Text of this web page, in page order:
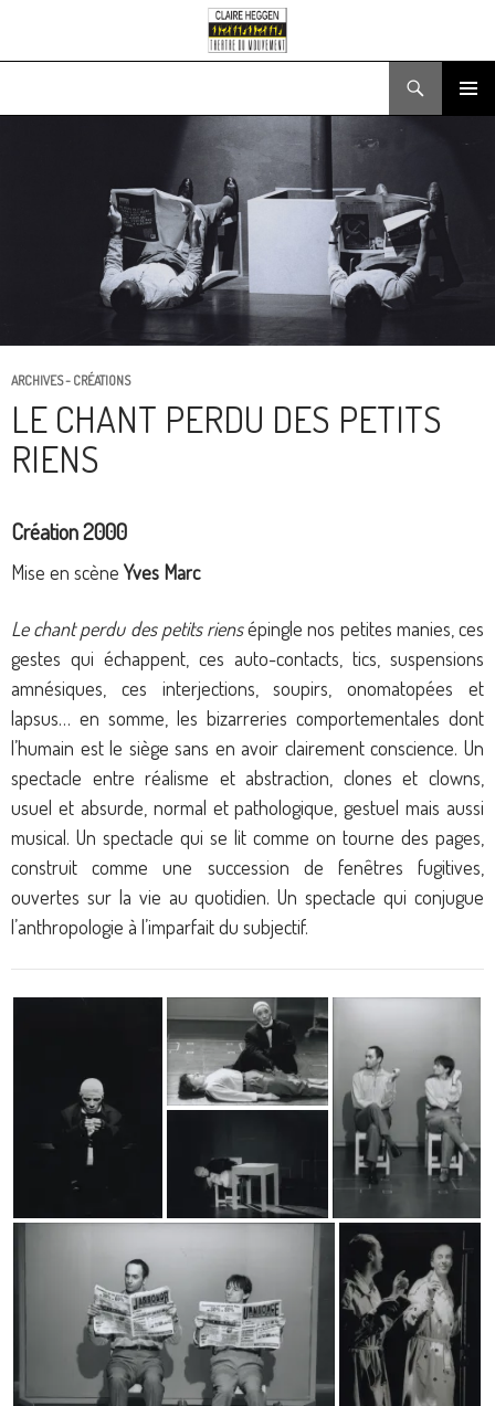
ARCHIVES - CRÉATIONS
LE CHANT PERDU DES PETITS
RIENS
Création 2000
Mise en scène Yves Marc
Le chant perdu des petits riensépingle nos petites manies, ces
gestes qui échappent, ces auto-contacts, tics, suspensions
amnésiques, ces interjections, soupirs, onomatopées et
lapsus… en somme, les bizarreries comportementales dont
l’humain est le siège sans en avoir clairement conscience. Un
spectacle entre réalisme et abstraction, clones et clowns,
usuel et absurde, normal et pathologique, gestuel mais aussi
musical. Un spectacle qui se lit comme on tourne des pages,
construit comme une succession de fenêtres fugitives,
ouvertes sur la vie au quotidien. Un spectacle qui conjugue
l’anthropologie à l’imparfait du subjectif.